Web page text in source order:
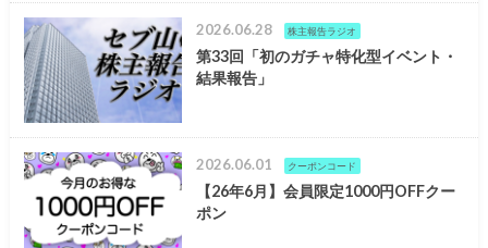
2026.06.28 株主報告ラジオ
第33回「初のガチャ特化型イベント・
結果報告」
2026.06.01 クーポンコード
【26年6月】会員限定1000円OFFクー
ポン